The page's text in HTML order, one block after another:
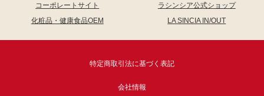
コーポレートサイト
ラシンシア公式ショップ
化粧品・健康食品OEM
LA SINCIA IN/OUT
特定商取引法に基づく表記
会社情報